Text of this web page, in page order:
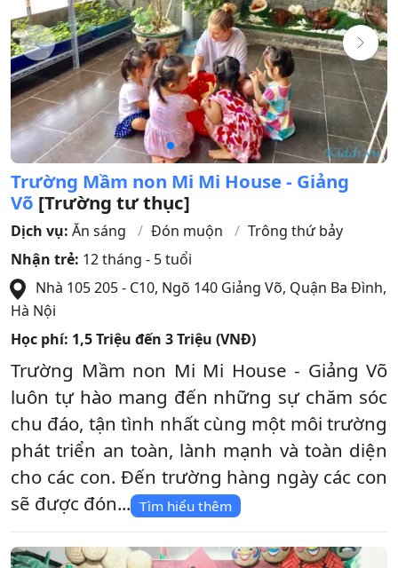
Trường Mầm non Mi Mi House - Giảng
Võ [Trường tư thục]
Dịch vụ: Ăn sáng Đón muộn
Trông thứ bảy
Nhận trẻ: 12 tháng - 5 tuổi
Nhà 105 205 - C10, Ngõ 140 Giảng Võ, Quận Ba Đình,
Hà Nội
Học phí: 1,5 Triệu đến 3 Triệu (VNĐ)
Trường Mầm non Mi Mi House - Giảng Võ
luôn tự hào mang đến những sự chăm sóc
chu đáo, tận tình nhất cùng một môi trường
phát triển an toàn, lành mạnh và toàn diện
cho các con. Đến trường hàng ngày các con
sẽ được đón... Tìm hiểu thêm